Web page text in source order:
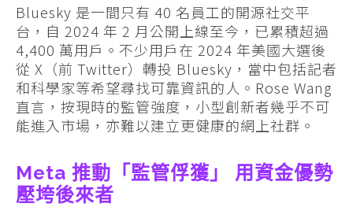
Bluesky 是一間只有 40 名員工的開源社交平
台，自 2024 年 2 月公開上線至今，已累積超過
4,400 萬用戶。不少用戶在 2024 年美國大選後
從 X（前 Twitter）轉投 Bluesky，當中包括記者
和科學家等希望尋找可靠資訊的人。Rose Wang
直言，按現時的監管強度，小型創新者幾乎不可
能進入市場，亦難以建立更健康的網上社群。
Meta 推動「監管俘獲」 用資金優勢
壓垮後來者